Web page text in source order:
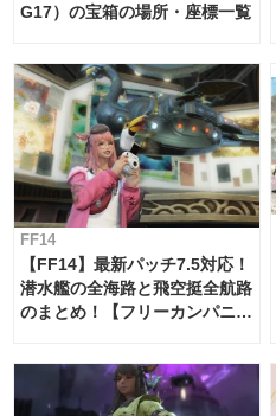
G17）の宝箱の場所・座標一覧
FF14
【FF14】最新パッチ7.5対応！
潜水艦の全海路と飛空挺全航路
のまとめ！【フリーカンパニ